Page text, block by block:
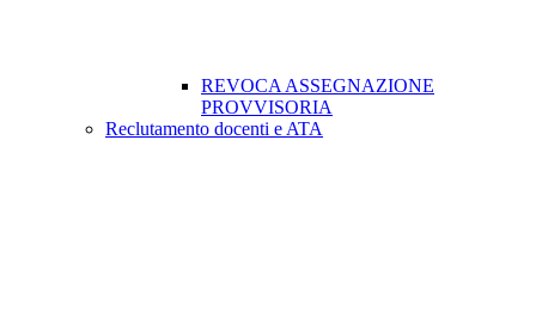
REVOCA ASSEGNAZIONE
PROVVISORIA
Reclutamento docenti e ATA